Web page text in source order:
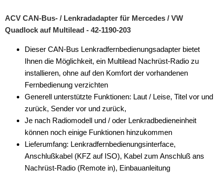
ACV CAN-Bus- / Lenkradadapter für Mercedes / VW
Quadlock auf Multilead - 42-1190-203
Dieser CAN-Bus Lenkradfernbedienungsadapter bietet
Ihnen die Möglichkeit, ein Multilead Nachrüst-Radio zu
installieren, ohne auf den Komfort der vorhandenen
Fernbedienung verzichten
Generell unterstützte Funktionen: Laut / Leise, Titel vor und
zurück, Sender vor und zurück,
Je nach Radiomodell und / oder Lenkradbedieneinheit
können noch einige Funktionen hinzukommen
Lieferumfang: Lenkradfernbedienungsinterface,
Anschlußkabel (KFZ auf ISO), Kabel zum Anschluß ans
Nachrüst-Radio (Remote in), Einbauanleitung